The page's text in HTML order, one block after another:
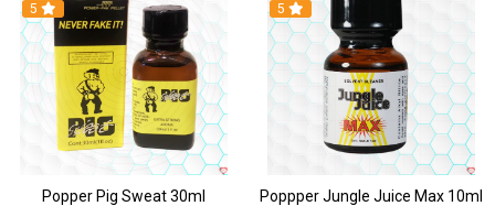
5
Popper Pig Sweat 30ml
5
Poppper Jungle Juice Max 10ml